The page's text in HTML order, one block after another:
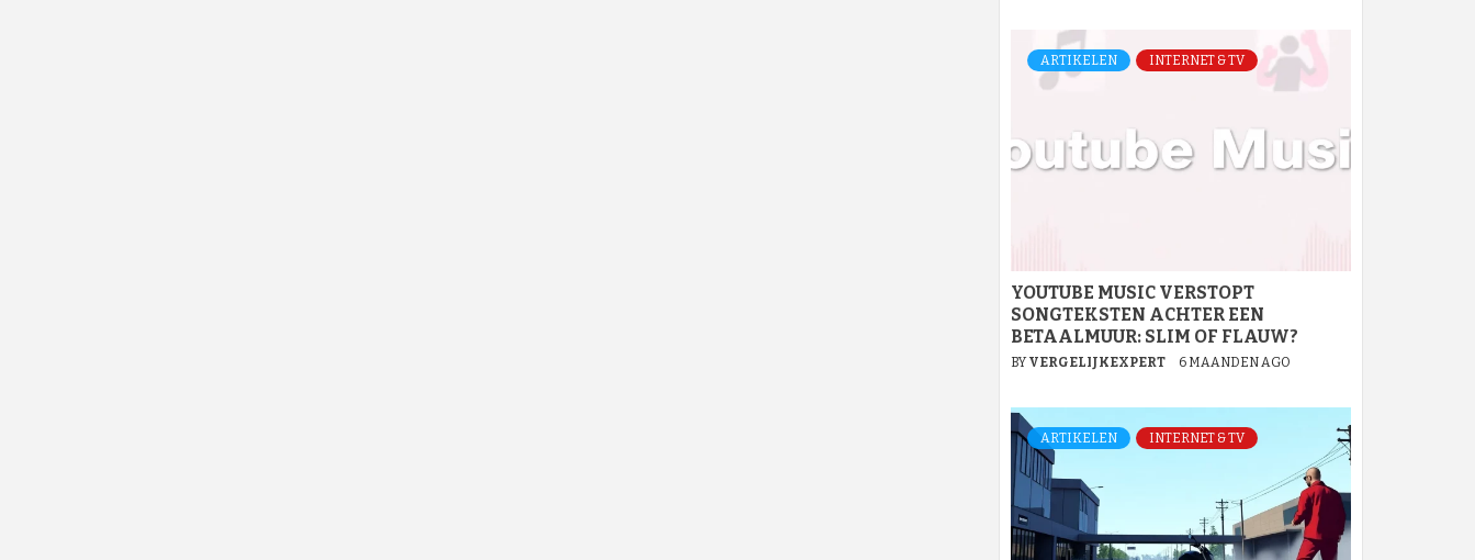
ARTIKELEN INTERNET & TV
YOUTUBE MUSIC VERSTOPT
SONGTEKSTEN ACHTER EEN
BETAALMUUR: SLIM OF FLAUW?
BY VERGELIJKEXPERT 6 MAANDEN AGO
ARTIKELEN INTERNET & TV